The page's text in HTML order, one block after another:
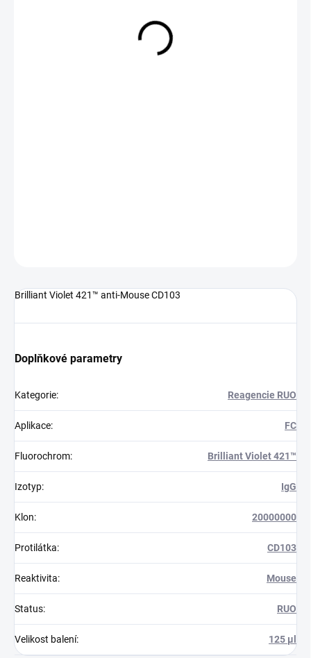
Brilliant Violet 421™ anti-Mouse CD103
Doplňkové parametry
Kategorie: Reagencie RUO
Aplikace: FC
Fluorochrom: Brilliant Violet 421™
Izotyp: IgG
Klon: 20000000
Protilátka: CD103
Reaktivita: Mouse
Status: RUO
Velikost balení: 125 μl